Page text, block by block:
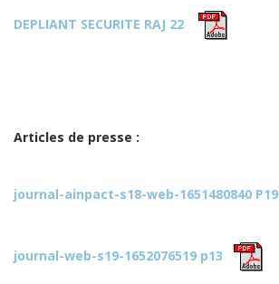
DEPLIANT SECURITE RAJ 22
Articles de presse :
journal-ainpact-s18-web-1651480840 P19
journal-web-s19-1652076519 p13